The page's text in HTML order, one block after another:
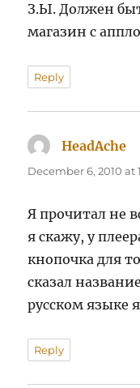
З.Ы. Должен
магазин с
Reply
HeadAche
December 6, 2010 at
Я прочитал не
я скажу, у
кнопочка для
сказал
русском языке
Reply